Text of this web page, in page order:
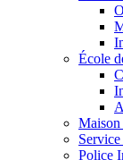
École
Maison
Service
Police